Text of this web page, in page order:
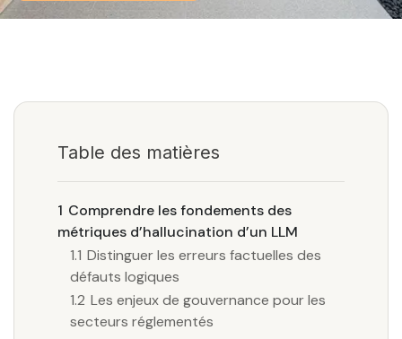
Table des matières
1 Comprendre les fondements des
métriques d’hallucination d’un LLM
1.1 Distinguer les erreurs factuelles des
défauts logiques
1.2 Les enjeux de gouvernance pour les
secteurs réglementés